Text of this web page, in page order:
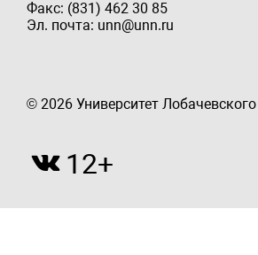
Факс: (831) 462 30 85
Эл. почта: unn@unn.ru
© 2026 Университет Лобачевского
12+